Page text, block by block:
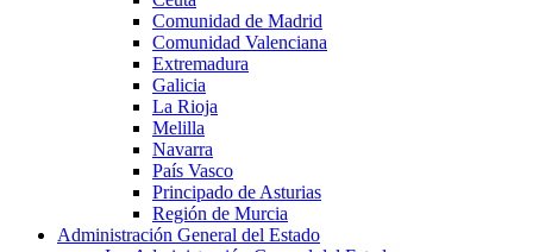
Comunidad de Madrid
Comunidad Valenciana
Extremadura
Galicia
La Rioja
Melilla
Navarra
País Vasco
Principado de Asturias
Región de Murcia
Administración General del Estado